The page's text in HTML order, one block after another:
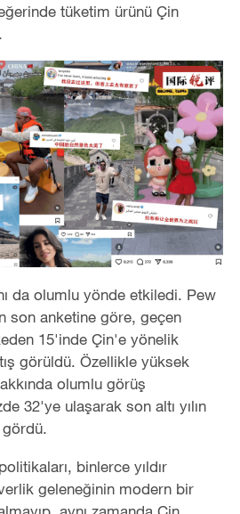
tüketim ürünü Çin
da olumlu yönde etkiledi. Pew
son anketine göre, geçen
15'inde Çin'e yönelik
görüldü. Özellikle yüksek
olumlu görüş
32'ye ulaşarak son altı yılın
binlerce yıldır
geleneğinin modern bir